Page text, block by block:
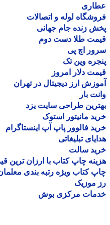
لوله و اتصالات
زنده جام جهانی
طلا دست دوم
اچ پی
وین تک
دلار امروز
ارز دیجیتال در تهران
بار
طراحی سایت یزد
مانیتور استوک
فالوور پاپ آپ اینستاگرام
تبلیغاتی
سالت
چاپ کتاب با ارزان ترین قیمت
کتاب ویژه رتبه بندی معلمان
موزیک
مرکزی بوش